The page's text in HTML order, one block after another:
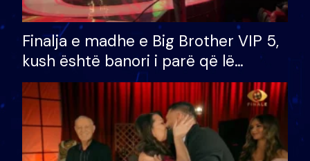
Finalja e madhe e Big Brother VIP 5,
kush është banori i parë që lë
shtëpinë dhe humb mundësinë për
të fituar çmimin e madh